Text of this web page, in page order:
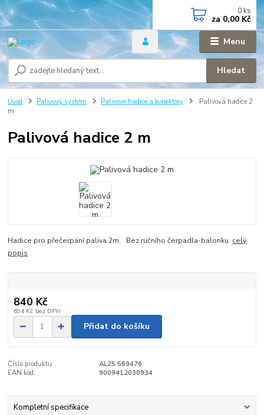
Menu
Hledat
0 ks
za 0,00 Kč
Úvod Palivový systém Palivové hadice a konektory
Palivová hadice 2
m
Palivová hadice 2 m
Hadice pro přečerpání paliva 2m. Bez ručního čerpadla-balonku. celý
popis
840 Kč
694 Kč bez DPH
Přidat do košíku
Číslo produktu:
AL25 569476
EAN kód:
9009412030934
Kompletní specifikace